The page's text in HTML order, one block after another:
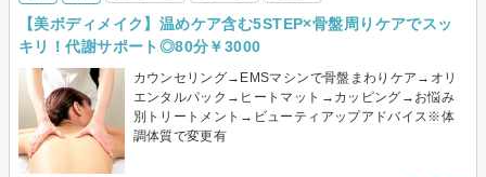
【美ボディメイク】温めケア含む5STEP×骨盤周りケアでスッ
キリ！代謝サポート◎80分￥3000
カウンセリング→EMSマシンで骨盤まわりケア→オリ
エンタルパック→ヒートマット→カッピング→お悩み
別トリートメント→ビューティアップアドバイス※体
調体質で変更有